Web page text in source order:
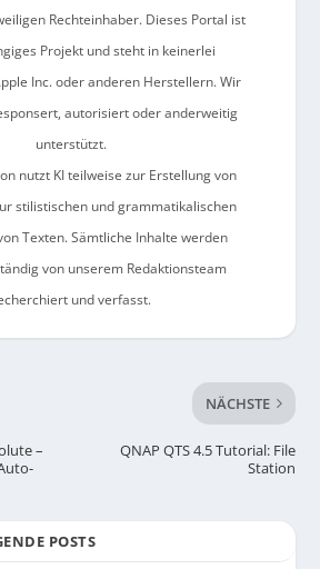
Rechteinhaber. Dieses Portal ist
Projekt und steht in keinerlei
Inc. oder anderen Herstellern. Wir
autorisiert oder anderweitig
unterstützt.
nutzt KI teilweise zur Erstellung von
stilistischen und grammatikalischen
Texten. Sämtliche Inhalte werden
von unserem Redaktionsteam
und verfasst.
–
NÄCHSTE
QNAP QTS 4.5 Tutorial: File
Station
POSTS